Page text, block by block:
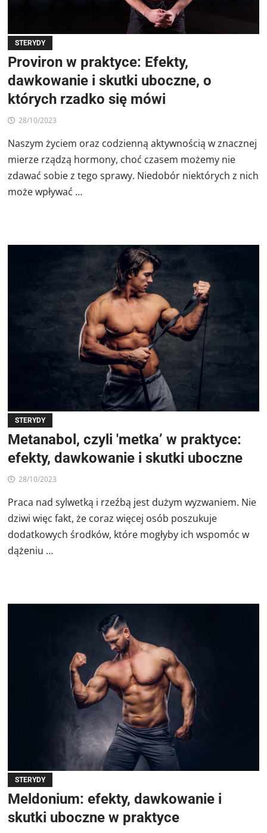
STERYDY
Proviron w praktyce: Efekty,
dawkowanie i skutki uboczne, o
których rzadko się mówi
28/10/2023
Naszym życiem oraz codzienną aktywnością w znacznej
mierze rządzą hormony, choć czasem możemy nie
zdawać sobie z tego sprawy. Niedobór niektórych z nich
może wpływać …
STERYDY
Metanabol, czyli 'metka’ w praktyce:
efekty, dawkowanie i skutki uboczne
28/10/2023
Praca nad sylwetką i rzeźbą jest dużym wyzwaniem. Nie
dziwi więc fakt, że coraz więcej osób poszukuje
dodatkowych środków, które mogłyby ich wspomóc w
dążeniu …
STERYDY
Meldonium: efekty, dawkowanie i
skutki uboczne w praktyce